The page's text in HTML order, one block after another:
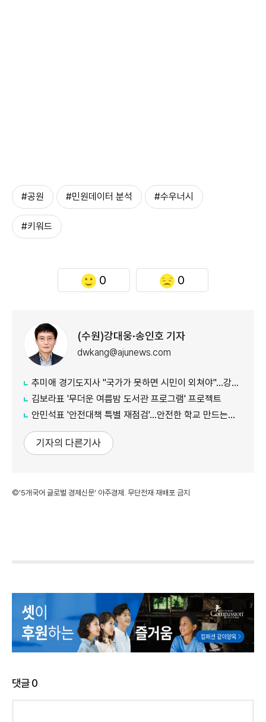
#공원 #민원데이터 분석 #수우너시
#키워드
0 0
(수원)강대웅·송인호 기자
dwkang@ajunews.com
추미애 경기도지사 "국가가 못하면 시민이 외쳐야"...강일출 할머니 흉상 앞 '연대' 강조
김보라표 '무더운 여름밤 도서관 프로그램' 프로젝트
안민석표 '안전대책 특별 재점검'...안전한 학교 만드는데 만전
기자의 다른기사
©'5개국어 글로벌 경제신문' 아주경제. 무단전재·재배포 금지
댓글0